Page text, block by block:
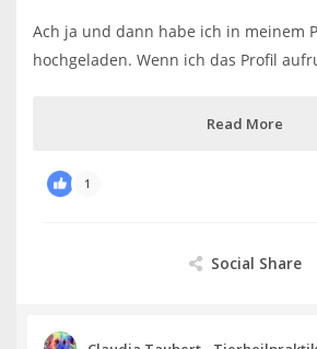
Ach ja und dann habe ich in meinem
hochgeladen. Wenn ich das Profil
Read More
1
Social Share